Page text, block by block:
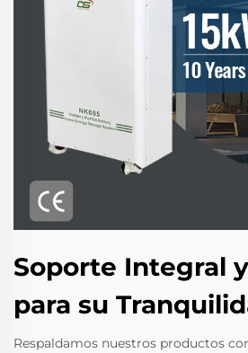
Soporte Integral
para su
Respaldamos nuestros productos